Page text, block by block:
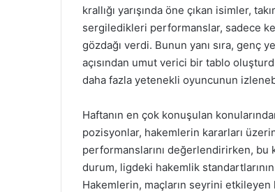
krallığı yarışında öne çıkan isimler,
sergiledikleri performanslar, sadece
gözdağı verdi. Bunun yanı sıra, genç
açısından umut verici bir tablo
daha fazla yetenekli oyuncunun
Haftanın en çok konuşulan
pozisyonlar, hakemlerin kararları
performanslarını değerlendirirken, bu
durum, ligdeki hakemlik
Hakemlerin, maçların seyrini